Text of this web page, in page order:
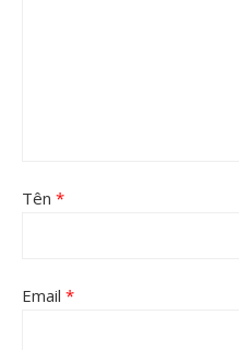
Tên *
Email *